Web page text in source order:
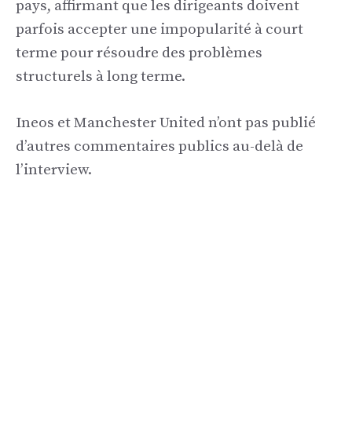
pays, affirmant que les dirigeants doivent
parfois accepter une impopularité à court
terme pour résoudre des problèmes
structurels à long terme.
Ineos et Manchester United n’ont pas publié
d’autres commentaires publics au-delà de
l’interview.